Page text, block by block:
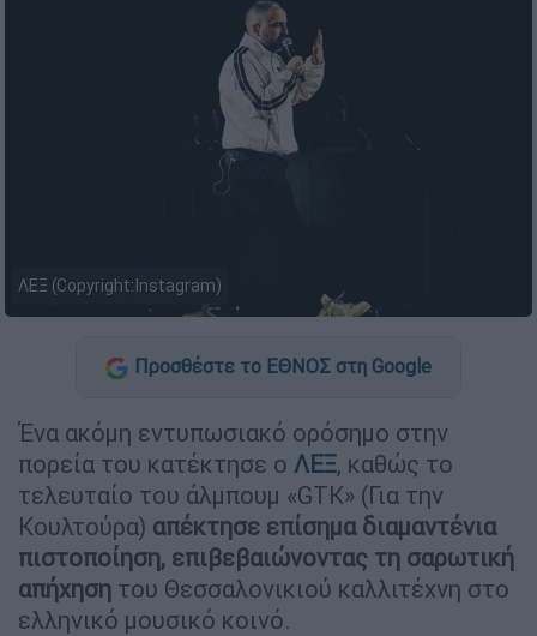
ΛΕΞ (Copyright:Instagram)
Προσθέστε το ΕΘΝΟΣ στη Google
Ένα ακόμη εντυπωσιακό ορόσημο στην
πορεία του κατέκτησε ο ΛΕΞ, καθώς το
τελευταίο του άλμπουμ «GTK» (Για την
Κουλτούρα) απέκτησε επίσημα διαμαντένια
πιστοποίηση, επιβεβαιώνοντας τη σαρωτική
απήχηση του Θεσσαλονικιού καλλιτέχνη στο
ελληνικό μουσικό κοινό.